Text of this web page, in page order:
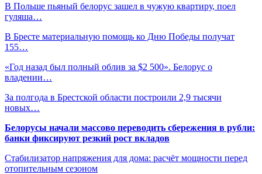
В Польше пьяный белорус зашел в чужую квартиру, поел
гуляша…
В Бресте материальную помощь ко Дню Победы получат
155…
«Год назад был полный облив за $2 500». Белорус о
владении…
За полгода в Брестской области построили 2,9 тысячи
новых…
Белорусы начали массово переводить сбережения в рубли:
банки фиксируют резкий рост вкладов
Стабилизатор напряжения для дома: расчёт мощности перед
отопительным сезоном